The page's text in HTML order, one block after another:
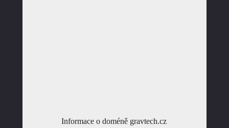
Informace o doméně gravtech.cz